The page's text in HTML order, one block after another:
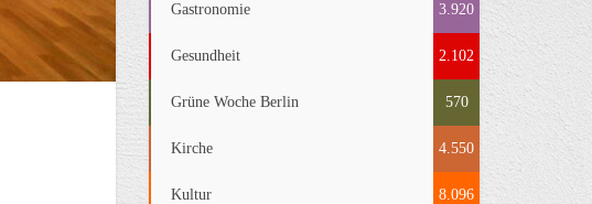
Gastronomie 3.920
Gesundheit 2.102
Grüne Woche Berlin 570
Kirche 4.550
Kultur 8.096